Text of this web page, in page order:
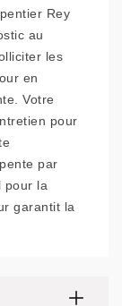
Rey
au
les
en
Votre
pour
par
pour la
garantit la